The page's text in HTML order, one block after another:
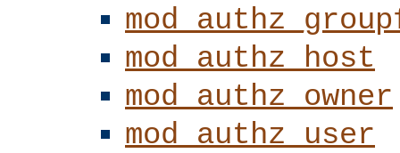
mod_authz_host
mod_authz_owner
mod_authz_user